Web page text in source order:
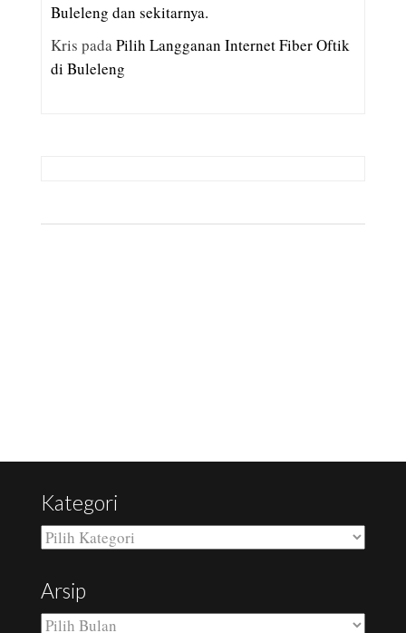
Buleleng dan sekitarnya.
Kris pada Pilih Langganan Internet Fiber Oftik
di Buleleng
Kategori
Kategori
Arsip
Arsip